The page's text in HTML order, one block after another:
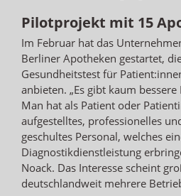
Pilotprojekt mit 15
Im Februar hat das
Berliner Apotheken gestartet,
Gesundheitstest für
anbieten. „Es gibt kaum
Man hat als Patient oder
aufgestelltes, professionelles
geschultes Personal, welches
Diagnostikdienstleistung
Noack. Das Interesse scheint
deutschlandweit mehrere